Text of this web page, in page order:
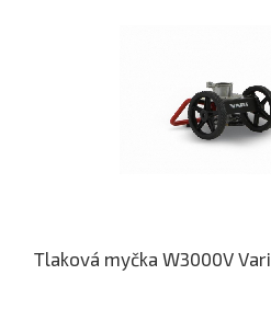
Tlaková myčka W3000V Vari